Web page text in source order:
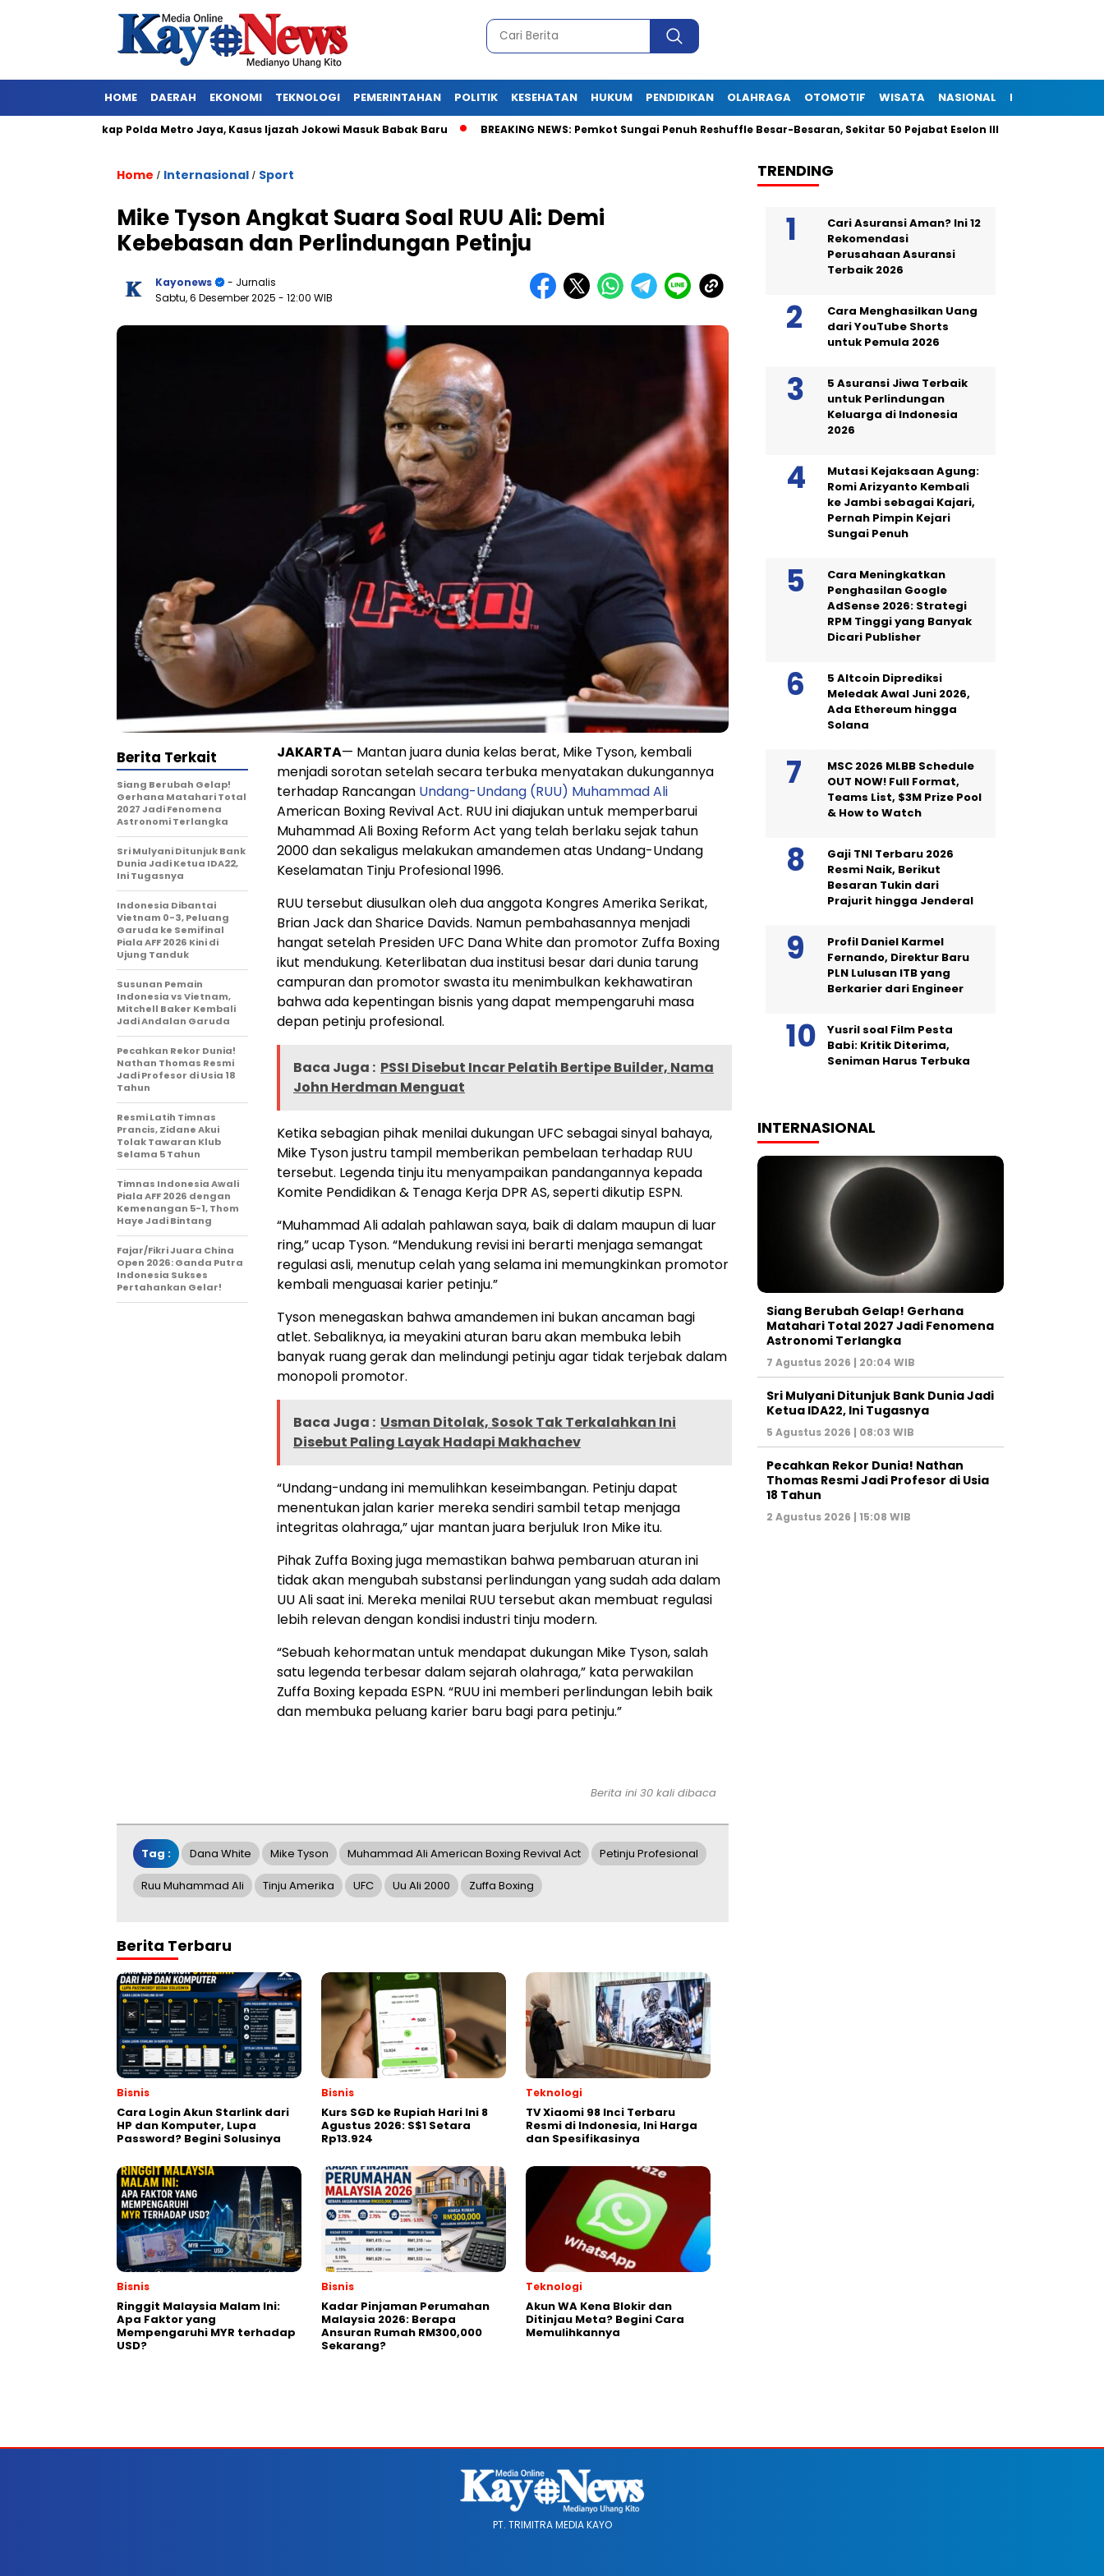
HOME DAERAH EKONOMI TEKNOLOGI PEMERINTAHAN POLITIK KESEHATAN HUKUM PENDIDIKAN OLAHRAGA OTOMOTIF WISATA NASIONAL INTERNASIONAL
Ditangkap Polda Metro Jaya, Kasus Ijazah Jokowi Masuk Babak Baru BREAKING NEWS: Pemkot Sungai Penuh Reshuffle Besar-Besaran, Sekitar 50 Pejabat Eselon III dan IV Dilantik Malam Ini
Home / Internasional / Sport
Mike Tyson Angkat Suara Soal RUU Ali: Demi
Kebebasan dan Perlindungan Petinju
Kayonews
- Jurnalis
Sabtu, 6 Desember 2025 - 12:00 WIB
JAKARTA— Mantan juara dunia kelas berat, Mike Tyson, kembali
menjadi sorotan setelah secara terbuka menyatakan dukungannya
terhadap Rancangan Undang-Undang (RUU) Muhammad Ali
American Boxing Revival Act. RUU ini diajukan untuk memperbarui
Muhammad Ali Boxing Reform Act yang telah berlaku sejak tahun
2000 dan sekaligus melakukan amandemen atas Undang-Undang
Keselamatan Tinju Profesional 1996.
RUU tersebut diusulkan oleh dua anggota Kongres Amerika Serikat,
Brian Jack dan Sharice Davids. Namun pembahasannya menjadi
hangat setelah Presiden UFC Dana White dan promotor Zuffa Boxing
ikut mendukung. Keterlibatan dua institusi besar dari dunia tarung
campuran dan promotor swasta itu menimbulkan kekhawatiran
bahwa ada kepentingan bisnis yang dapat mempengaruhi masa
depan petinju profesional.
Baca Juga : PSSI Disebut Incar Pelatih Bertipe Builder, Nama
John Herdman Menguat
Ketika sebagian pihak menilai dukungan UFC sebagai sinyal bahaya,
Mike Tyson justru tampil memberikan pembelaan terhadap RUU
tersebut. Legenda tinju itu menyampaikan pandangannya kepada
Komite Pendidikan & Tenaga Kerja DPR AS, seperti dikutip ESPN.
“Muhammad Ali adalah pahlawan saya, baik di dalam maupun di luar
ring,” ucap Tyson. “Mendukung revisi ini berarti menjaga semangat
regulasi asli, menutup celah yang selama ini memungkinkan promotor
kembali menguasai karier petinju.”
Tyson menegaskan bahwa amandemen ini bukan ancaman bagi
atlet. Sebaliknya, ia meyakini aturan baru akan membuka lebih
banyak ruang gerak dan melindungi petinju agar tidak terjebak dalam
monopoli promotor.
Baca Juga : Usman Ditolak, Sosok Tak Terkalahkan Ini
Disebut Paling Layak Hadapi Makhachev
“Undang-undang ini memulihkan keseimbangan. Petinju dapat
menentukan jalan karier mereka sendiri sambil tetap menjaga
integritas olahraga,” ujar mantan juara berjuluk Iron Mike itu.
Pihak Zuffa Boxing juga memastikan bahwa pembaruan aturan ini
tidak akan mengubah substansi perlindungan yang sudah ada dalam
UU Ali saat ini. Mereka menilai RUU tersebut akan membuat regulasi
lebih relevan dengan kondisi industri tinju modern.
“Sebuah kehormatan untuk mendapat dukungan Mike Tyson, salah
satu legenda terbesar dalam sejarah olahraga,” kata perwakilan
Zuffa Boxing kepada ESPN. “RUU ini memberi perlindungan lebih baik
dan membuka peluang karier baru bagi para petinju.”
Berita Terkait
Siang Berubah Gelap!
Gerhana Matahari Total
2027 Jadi Fenomena
Astronomi Terlangka
Sri Mulyani Ditunjuk Bank
Dunia Jadi Ketua IDA22,
Ini Tugasnya
Indonesia Dibantai
Vietnam 0-3, Peluang
Garuda ke Semifinal
Piala AFF 2026 Kini di
Ujung Tanduk
Susunan Pemain
Indonesia vs Vietnam,
Mitchell Baker Kembali
Jadi Andalan Garuda
Pecahkan Rekor Dunia!
Nathan Thomas Resmi
Jadi Profesor di Usia 18
Tahun
Resmi Latih Timnas
Prancis, Zidane Akui
Tolak Tawaran Klub
Selama 5 Tahun
Timnas Indonesia Awali
Piala AFF 2026 dengan
Kemenangan 5-1, Thom
Haye Jadi Bintang
Fajar/Fikri Juara China
Open 2026: Ganda Putra
Indonesia Sukses
Pertahankan Gelar!
Berita ini 30 kali dibaca
Tag : Dana White Mike Tyson Muhammad Ali American Boxing Revival Act Petinju Profesional
Ruu Muhammad Ali Tinju Amerika UFC Uu Ali 2000 Zuffa Boxing
Berita Terbaru
Bisnis
Cara Login Akun Starlink dari
HP dan Komputer, Lupa
Password? Begini Solusinya
Bisnis
Kurs SGD ke Rupiah Hari Ini 8
Agustus 2026: S$1 Setara
Rp13.924
Teknologi
TV Xiaomi 98 Inci Terbaru
Resmi di Indonesia, Ini Harga
dan Spesifikasinya
Bisnis
Ringgit Malaysia Malam Ini:
Apa Faktor yang
Mempengaruhi MYR terhadap
USD?
Bisnis
Kadar Pinjaman Perumahan
Malaysia 2026: Berapa
Ansuran Rumah RM300,000
Sekarang?
Teknologi
Akun WA Kena Blokir dan
Ditinjau Meta? Begini Cara
Memulihkannya
TRENDING
Cari Asuransi Aman? Ini 12
Rekomendasi
Perusahaan Asuransi
Terbaik 2026
Cara Menghasilkan Uang
dari YouTube Shorts
untuk Pemula 2026
5 Asuransi Jiwa Terbaik
untuk Perlindungan
Keluarga di Indonesia
2026
Mutasi Kejaksaan Agung:
Romi Arizyanto Kembali
ke Jambi sebagai Kajari,
Pernah Pimpin Kejari
Sungai Penuh
Cara Meningkatkan
Penghasilan Google
AdSense 2026: Strategi
RPM Tinggi yang Banyak
Dicari Publisher
5 Altcoin Diprediksi
Meledak Awal Juni 2026,
Ada Ethereum hingga
Solana
MSC 2026 MLBB Schedule
OUT NOW! Full Format,
Teams List, $3M Prize Pool
& How to Watch
Gaji TNI Terbaru 2026
Resmi Naik, Berikut
Besaran Tukin dari
Prajurit hingga Jenderal
Profil Daniel Karmel
Fernando, Direktur Baru
PLN Lulusan ITB yang
Berkarier dari Engineer
Yusril soal Film Pesta
Babi: Kritik Diterima,
Seniman Harus Terbuka
INTERNASIONAL
Siang Berubah Gelap! Gerhana
Matahari Total 2027 Jadi Fenomena
Astronomi Terlangka
7 Agustus 2026 | 20:04 WIB
Sri Mulyani Ditunjuk Bank Dunia Jadi
Ketua IDA22, Ini Tugasnya
5 Agustus 2026 | 08:03 WIB
Pecahkan Rekor Dunia! Nathan
Thomas Resmi Jadi Profesor di Usia
18 Tahun
2 Agustus 2026 | 15:08 WIB
PT. TRIMITRA MEDIA KAYO